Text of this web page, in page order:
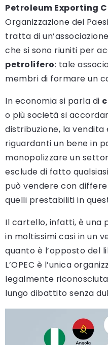
Petroleum Exporting
Organizzazione dei
tratta di
che si sono riuniti per
petrolifero: tale
membri di formare un
In economia si parla di
o più società si
distribuzione, la
riguardanti un bene in
monopolizzare un
esclude di fatto
può vendere con
quelli prestabiliti in
Il cartello, infatti, è una
in moltissimi casi in un
quanto è l’opposto del
L’OPEC è l’unica
legalmente
lungo dibattito senza